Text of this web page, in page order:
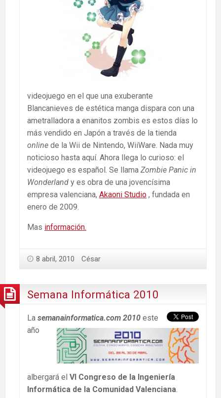
videojuego en el que una exuberante
Blancanieves de estética manga dispara con una
ametralladora a enanitos zombis es estos días lo
más vendido en Japón a través de la tienda
online de la Wii de Nintendo, WiiWare. Nada muy
noticioso hasta aquí. Ahora llega lo curioso: el
videojuego es español. Se llama Zombie Panic in
Wonderland y es obra de una jovencísima
empresa valenciana, Akaoni Studio , fundada en
enero de 2009.
Mas información.
8 abril, 2010 César
Semana Informática 2010
La semanainformatica.com 2010 este
año
albergará el VI Congreso de la Ingeniería
Informática de la Comunidad Valenciana.